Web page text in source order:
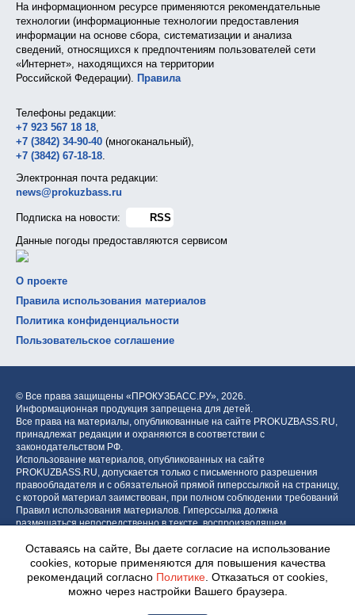
На информационном ресурсе применяются рекомендательные
технологии (информационные технологии предоставления
информации на основе сбора, систематизации и анализа
сведений, относящихся к предпочтениям пользователей сети
«Интернет», находящихся на территории
Российской Федерации). Правила
Телефоны редакции:
+7 923 567 18 18,
+7 (3842) 34-90-40 (многоканальный),
+7 (3842) 67-18-18.
Электронная почта редакции:
news@prokuzbass.ru
Подписка на новости:
RSS
Данные погоды предоставляются сервисом
О проекте
Правила использования материалов
Политика конфиденциальности
Пользовательское соглашение
© Все права защищены «ПРОКУЗБАСС.РУ», 2026.
Информационная продукция запрещена для детей.
Все права на материалы, опубликованные на сайте PROKUZBASS.RU,
принадлежат редакции и охраняются в соответствии с
законодательством РФ.
Использование материалов, опубликованных на сайте
PROKUZBASS.RU, допускается только с письменного разрешения
правообладателя и с обязательной прямой гиперссылкой на страницу,
с которой материал заимствован, при полном соблюдении требований
Правил использования материалов. Гиперссылка должна
размещаться непосредственно в тексте, воспроизводящем
блока.
Оставаясь на сайте, Вы даете согласие на использование
cookies, которые применяются для повышения качества
рекомендаций согласно Политике . Отказаться от cookies,
можно через настройки Вашего браузера.